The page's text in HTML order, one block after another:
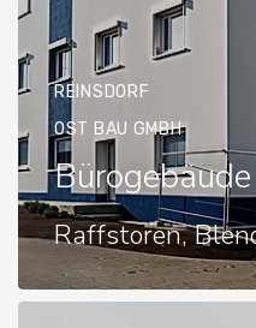
REINSDORF
OST BAU GMBH
Bürogebäude
Raffstoren,